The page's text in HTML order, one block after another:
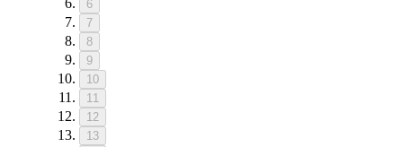
6
7
8
9
10
11
12
13